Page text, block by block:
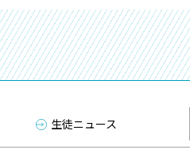
生徒ニュース